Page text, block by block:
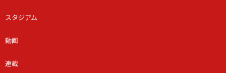
スタジアム
動画
連載